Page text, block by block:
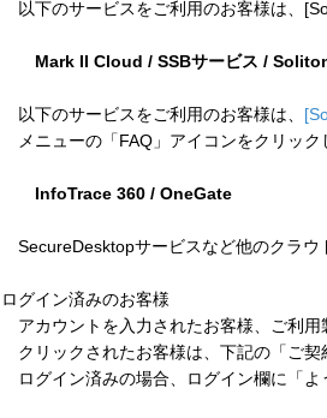
以下のサービスをご利用のお客様は、
Mark II Cloud / SSBサービス /
以下のサービスをご利用のお客様は、
メニューの「FAQ」アイコンをクリック
InfoTrace 360 / OneGate
SecureDesktopサービスなど他のクラウ
ログイン済みのお客様
アカウントを入力されたお客様、ご利用
クリックされたお客様は、下記の「ご契
ログイン済みの場合、ログイン欄に「よ